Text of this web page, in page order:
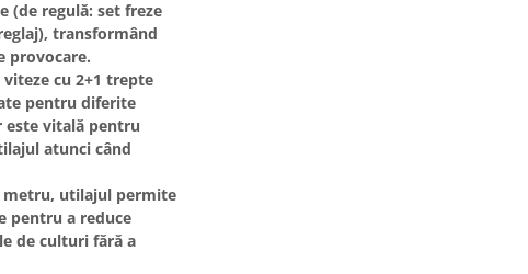
(de regulă: set freze
transformând
provocare.
cu 2+1 trepte
pentru diferite
este vitală pentru
atunci când
metru, utilajul permite
pentru a reduce
de culturi fără a